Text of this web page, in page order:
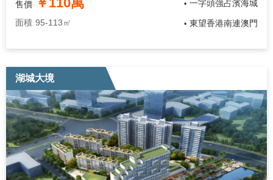
售價
面積 95-113㎡
• 一字頭強占濱海城
• 東望香港南連澳門
湖城大境